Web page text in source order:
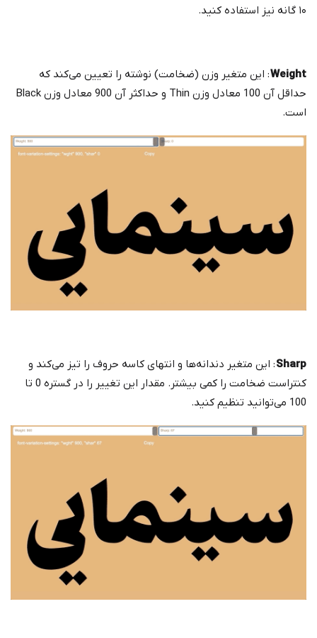
۱۰ گانه نیز استفاده کنید.
Weight: این متغیر وزن (ضخامت) نوشته را تعیین می‌کند که
حداقل آن 100 معادل وزن Thin و حداکثر آن 900 معادل وزن Black
است.
Sharp: این متغیر دندانه‌ها و انتهای کاسه حروف را تیز می‌کند و
کنتراست ضخامت را کمی بیشتر. مقدار این تغییر را در گستره 0 تا
100 ‌می‌توانید تنظیم کنید.